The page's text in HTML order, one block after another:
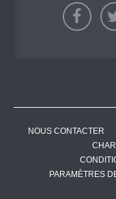
NOUS CONTACTER
PARAMÈTRES